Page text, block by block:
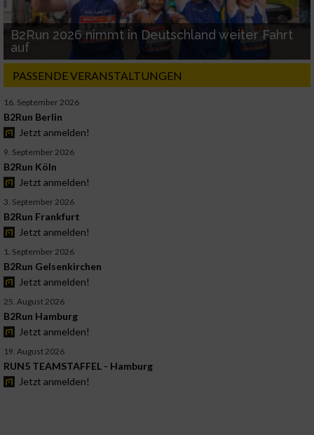
B2Run 2026 nimmt in Deutschland weiter Fahrt
auf
PASSENDE VERANSTALTUNGEN
16. September 2026
B2Run Berlin
Jetzt anmelden!
9. September 2026
B2Run Köln
Jetzt anmelden!
3. September 2026
B2Run Frankfurt
Jetzt anmelden!
1. September 2026
B2Run Gelsenkirchen
Jetzt anmelden!
25. August 2026
B2Run Hamburg
Jetzt anmelden!
19. August 2026
RUN5 TEAMSTAFFEL - Hamburg
Jetzt anmelden!